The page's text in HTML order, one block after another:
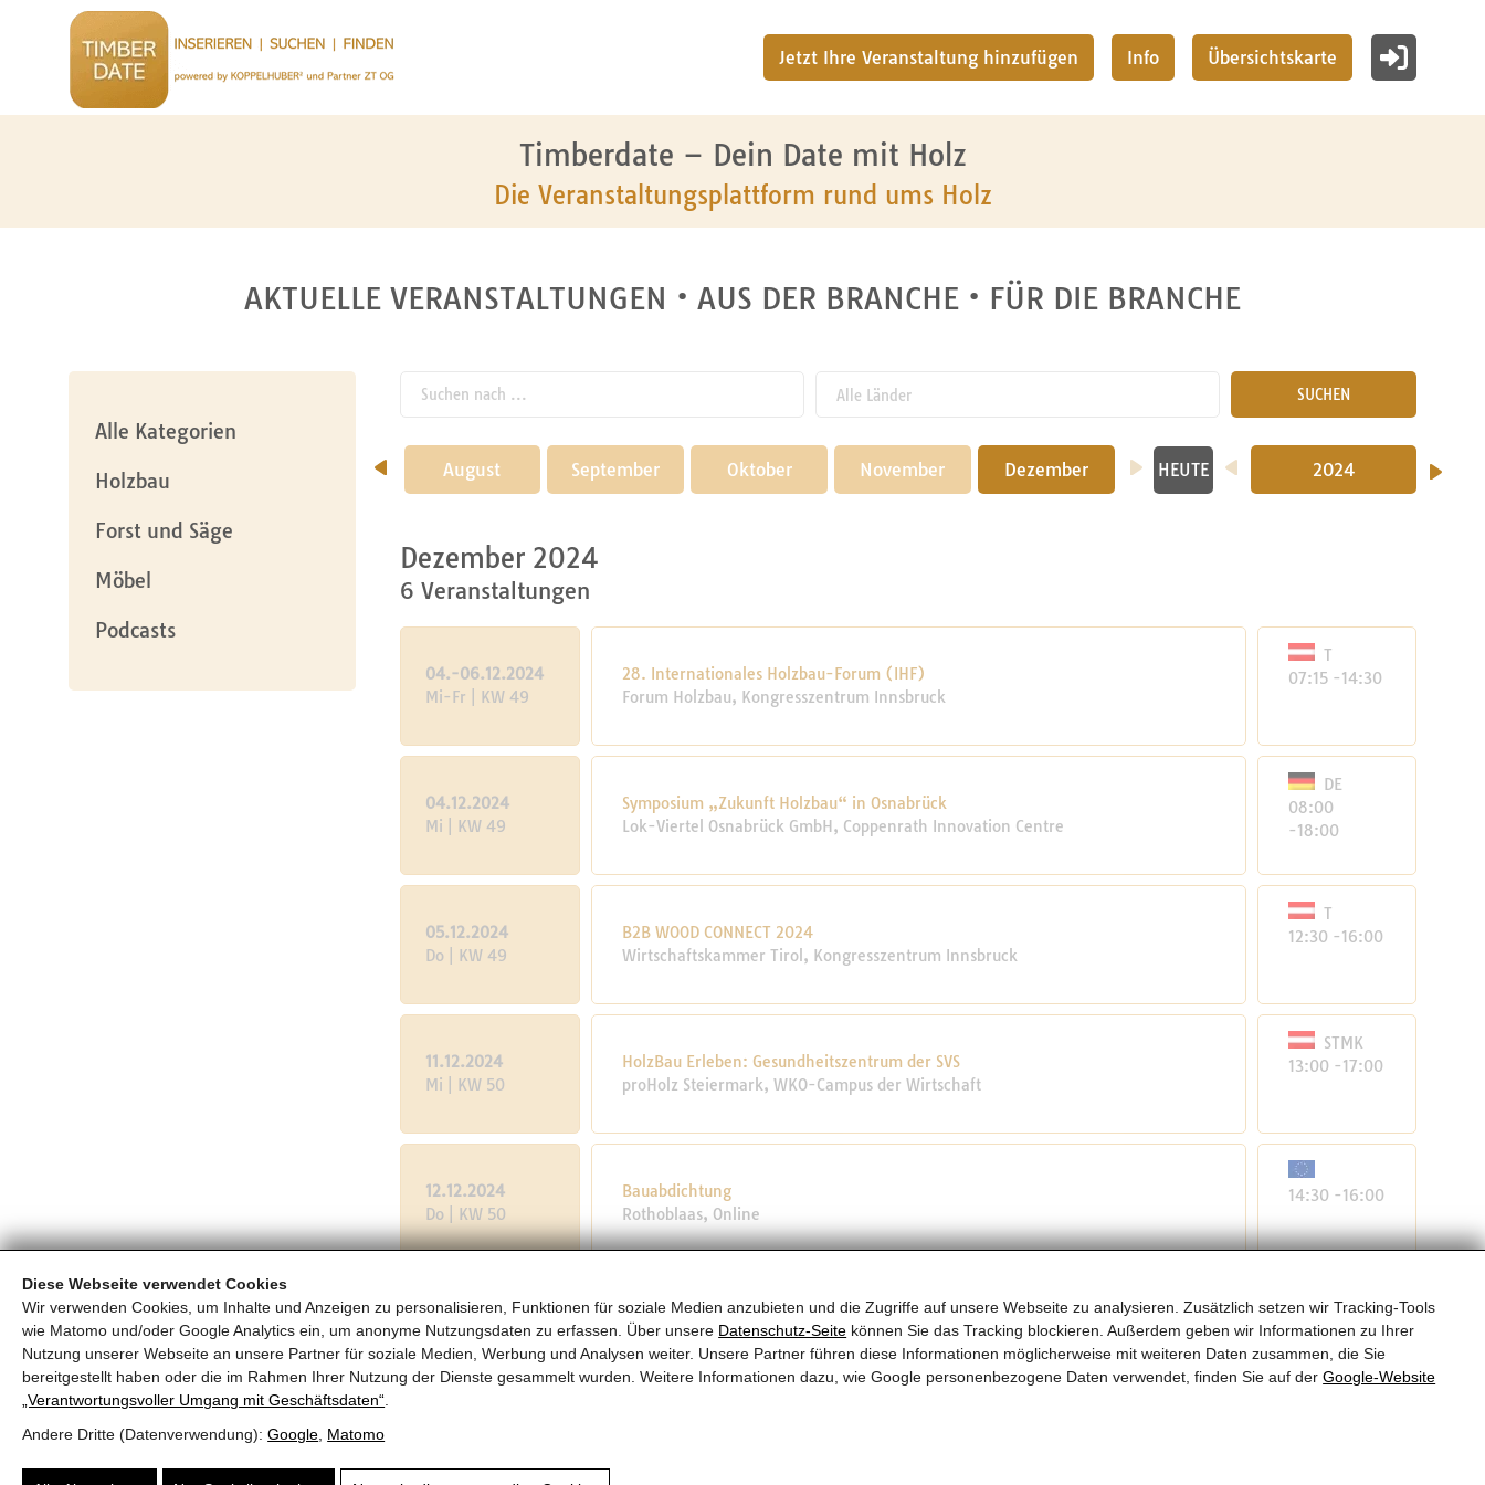
Diese Webseite verwendet Cookies
Wir verwenden Cookies, um Inhalte und Anzeigen zu personalisieren, Funktionen für soziale Medien anzubieten und die Zugriffe auf unsere Webseite zu analysieren. Zusätzlich setzen wir Tracking-Tools
wie Matomo und/oder Google Analytics ein, um anonyme Nutzungsdaten zu erfassen. Über unsere Datenschutz-Seite können Sie das Tracking blockieren. Außerdem geben wir Informationen zu Ihrer
Nutzung unserer Webseite an unsere Partner für soziale Medien, Werbung und Analysen weiter. Unsere Partner führen diese Informationen möglicherweise mit weiteren Daten zusammen, die Sie
bereitgestellt haben oder die im Rahmen Ihrer Nutzung der Dienste gesammelt wurden. Weitere Informationen dazu, wie Google personenbezogene Daten verwendet, finden Sie auf derGoogle‑Website
„Verantwortungsvoller Umgang mit Geschäftsdaten“
Andere Dritte (Datenverwendung):Google Matomo
Jetzt Ihre Veranstaltung hinzufügen Info Übersichtskarte
Timberdate – Dein Date mit Holz
Die Veranstaltungsplattform rund ums Holz
AKTUELLE VERANSTALTUNGEN • AUS DER BRANCHE • FÜR DIE BRANCHE
Alle Kategorien
Holzbau
Forst und Säge
Möbel
Podcasts
Suchen nach ...
pw_l
SUCHEN
August September Oktober November Dezember HEUTE 2024
Dezember 2024
6 Veranstaltungen
04.-06.12.2024
Mi-Fr | KW 49
28. Internationales Holzbau-Forum (IHF)
Forum Holzbau, Kongresszentrum Innsbruck
T
07:15 -14:30
04.12.2024
Mi | KW 49
Symposium „Zukunft Holzbau“ in Osnabrück
Lok-Viertel Osnabrück GmbH, Coppenrath Innovation Centre
DE
08:00
-18:00
05.12.2024
Do | KW 49
B2B WOOD CONNECT 2024
Wirtschaftskammer Tirol, Kongresszentrum Innsbruck
T
12:30 -16:00
11.12.2024
Mi | KW 50
HolzBau Erleben: Gesundheitszentrum der SVS
proHolz Steiermark, WKO-Campus der Wirtschaft
STMK
13:00 -17:00
12.12.2024
Do | KW 50
Bauabdichtung
Rothoblaas, Online
14:30 -16:00
18.12.2024
Mi | KW 51
IQ Holz Plan – Informationsveranstaltung
Universität Innsbruck, Online
15:00 -17:00